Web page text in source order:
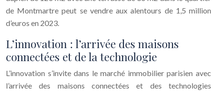
de Montmartre peut se vendre aux alentours de 1,5 million
d’euros en 2023.
L’innovation : l’arrivée des maisons
connectées et de la technologie
L’innovation s’invite dans le marché immobilier parisien avec
l’arrivée des maisons connectées et des technologies